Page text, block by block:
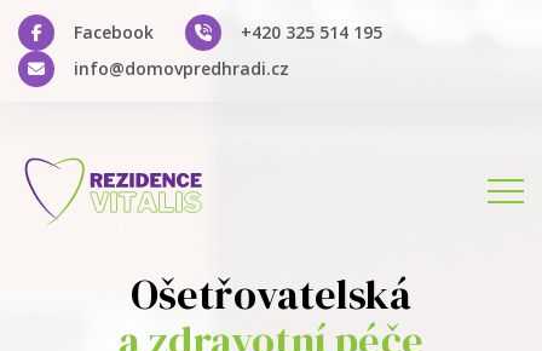
Facebook
+420 325 514 195
info@domovpredhradi.cz
Ošetřovatelská
a zdravotní péče